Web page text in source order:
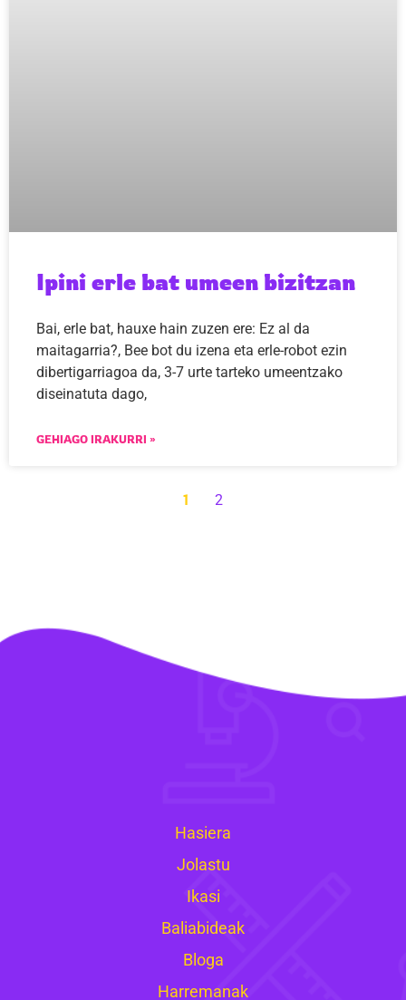
Ipini erle bat umeen bizitzan
Bai, erle bat, hauxe hain zuzen ere: Ez al da
maitagarria?, Bee bot du izena eta erle-robot ezin
dibertigarriagoa da, 3-7 urte tarteko umeentzako
diseinatuta dago,
GEHIAGO IRAKURRI »
1 2
Hasiera
Jolastu
Ikasi
Baliabideak
Bloga
Harremanak